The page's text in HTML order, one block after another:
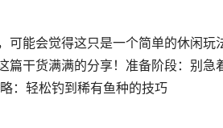
能会觉得这只是一个简单的休闲玩
干货满满的分享！准备阶段：别急
：轻松钓到稀有鱼种的技巧